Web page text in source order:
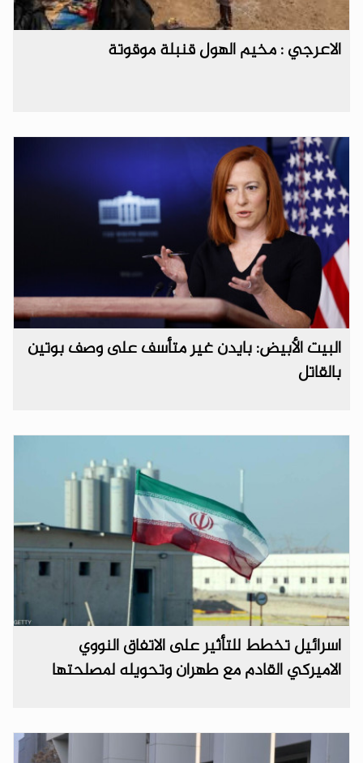
الاعرجي : مخيم الهول قنبلة موقوتة
البيت الأبيض: بايدن غير متأسف على وصف بوتين
بالقاتل
اسرائيل تخطط للتأثير على الاتفاق النووي
الاميركي القادم مع طهران وتحويله لمصلحتها